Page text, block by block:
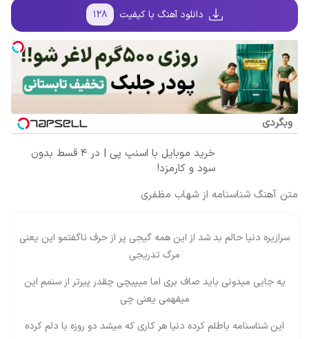
دانلود آهنگ با کیفیت ۱۲۸
وبگردی
خرید موبایل با اسنپ پی | در ۴ قسط بدون
سود و کارمزد!
متن آهنگ شناسنامه از شهاب مظفری
سرازیره دنیا حالم بد شد از این همه گیجی پر از حرف ناگفتمو این یعنی
مرگ تدریجی
یه جایی میدونی باید صاف بری اما میپیچی چقدر پیرتر از سنمم این
میفهمی یعنی چی
این شناسنامه باطلم کرده دنیا هر کاری که میشد دو روزه با دلم کرده